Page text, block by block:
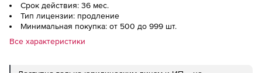
Срок действия: 36 мес.
Тип лицензии: продление
Минимальная покупка: от 500 до 999 шт.
Все характеристики